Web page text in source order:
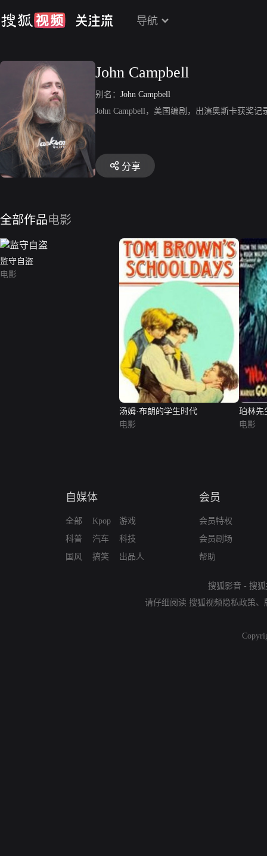
导航
John Campbell
别名： John Campbell
John Campbell，美国编剧，出演奥斯卡获奖记
分享
全部作品电影
监守自盗
电影
汤姆·布朗的学生时代
电影
珀林先
电影
自媒体
全部
科普
国风
Kpop
汽车
搞笑
游戏
科技
出品人
会员
会员特权
会员剧场
帮助
搜狐影音 - 搜
请仔细阅读 搜狐视频隐私政策、